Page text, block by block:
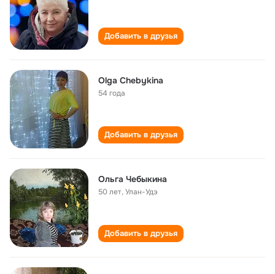
Добавить в друзья
Olga Chebykina
54 года
Добавить в друзья
Ольга Чебыкина
50 лет,Улан-Удэ
Добавить в друзья